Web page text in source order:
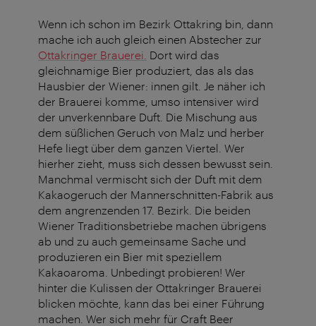
Wenn ich schon im Bezirk Ottakring bin, dann
mache ich auch gleich einen Abstecher zur
Ottakringer Brauerei. Dort wird das
gleichnamige Bier produziert, das als das
Hausbier der Wiener: innen gilt. Je näher ich
der Brauerei komme, umso intensiver wird
der unverkennbare Duft. Die Mischung aus
dem süßlichen Geruch von Malz und herber
Hefe liegt über dem ganzen Viertel. Wer
hierher zieht, muss sich dessen bewusst sein.
Manchmal vermischt sich der Duft mit dem
Kakaogeruch der Mannerschnitten-Fabrik aus
dem angrenzenden 17. Bezirk. Die beiden
Wiener Traditionsbetriebe machen übrigens
ab und zu auch gemeinsame Sache und
produzieren ein Bier mit speziellem
Kakaoaroma. Unbedingt probieren! Wer
hinter die Kulissen der Ottakringer Brauerei
blicken möchte, kann das bei einer Führung
machen. Wer sich mehr für Craft Beer